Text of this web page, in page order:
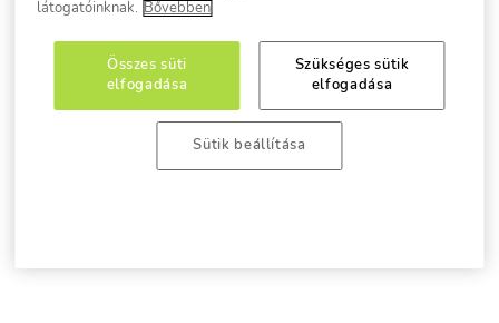
látogatóinknak.
Bővebben
Összes süti
elfogadása
Szükséges sütik
elfogadása
Sütik beállítása